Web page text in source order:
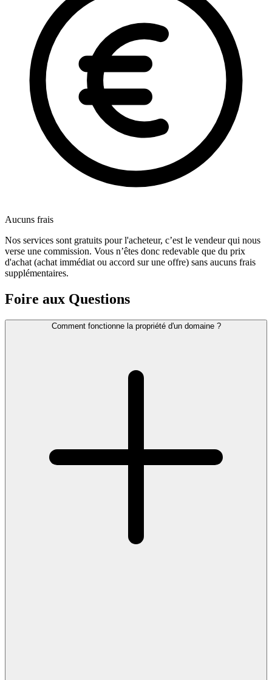
Aucuns frais
Nos services sont gratuits pour l'acheteur, c’est le vendeur qui nous
verse une commission. Vous n’êtes donc redevable que du prix
d'achat (achat immédiat ou accord sur une offre) sans aucuns frais
supplémentaires.
Foire aux Questions
Comment fonctionne la propriété d'un domaine ?